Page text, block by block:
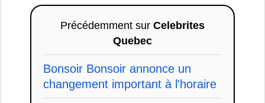
Précédemment sur Celebrites
Quebec
Bonsoir Bonsoir annonce un
changement important à l'horaire